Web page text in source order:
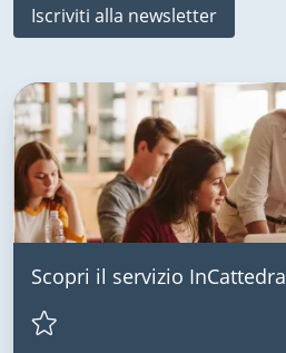
Iscriviti alla newsletter
Scopri il servizio InCattedra